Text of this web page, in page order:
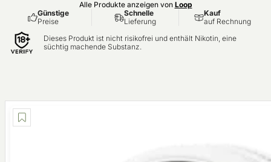
Alle Produkte anzeigen von Loop
Günstige
Preise
Schnelle
Lieferung
Kauf
auf Rechnung
Dieses Produkt ist nicht risikofrei und enthält Nikotin, eine
süchtig machende Substanz.